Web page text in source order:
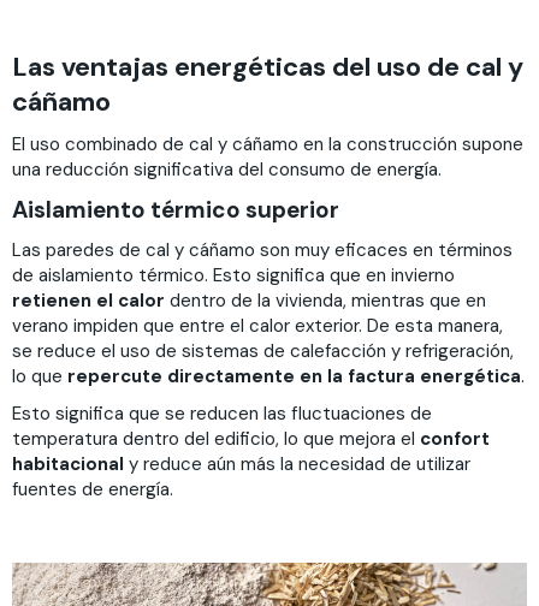
Las ventajas energéticas del uso de cal y
cáñamo
El uso combinado de cal y cáñamo en la construcción supone
una reducción significativa del consumo de energía.
Aislamiento térmico superior
Las paredes de cal y cáñamo son muy eficaces en términos
de aislamiento térmico. Esto significa que en invierno
retienen el calor dentro de la vivienda, mientras que en
verano impiden que entre el calor exterior. De esta manera,
se reduce el uso de sistemas de calefacción y refrigeración,
lo que repercute directamente en la factura energética.
Esto significa que se reducen las fluctuaciones de
temperatura dentro del edificio, lo que mejora el confort
habitacional y reduce aún más la necesidad de utilizar
fuentes de energía.